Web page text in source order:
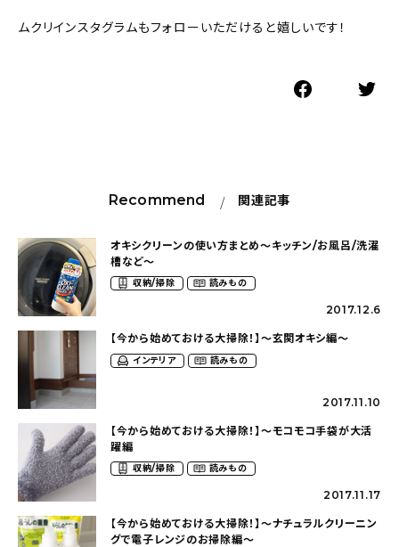
ムクリインスタグラムもフォローいただけると嬉しいです！
Recommend 関連記事
オキシクリーンの使い方まとめ〜キッチン/お風呂/洗濯
槽など〜
収納/掃除 読みもの
2017.12.6
【今から始めておける大掃除！】〜玄関オキシ編〜
インテリア 読みもの
2017.11.10
【今から始めておける大掃除！】〜モコモコ手袋が大活
躍編
収納/掃除 読みもの
2017.11.17
【今から始めておける大掃除！】〜ナチュラルクリーニン
グで電子レンジのお掃除編〜